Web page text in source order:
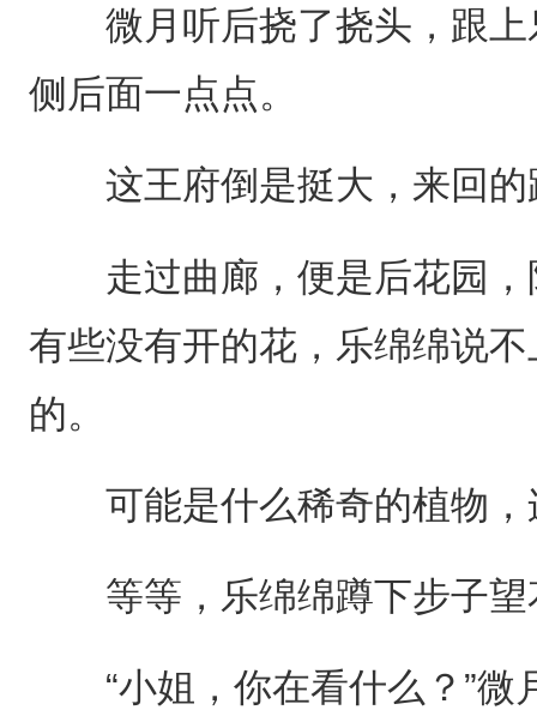
微月听后挠了挠头，跟上
侧后面一点点。
这王府倒是挺大，来回的
走过曲廊，便是后花园，
有些没有开的花，乐绵绵说
的。
可能是什么稀奇的植物，
等等，乐绵绵蹲下步子望
“小姐，你在看什么？”微